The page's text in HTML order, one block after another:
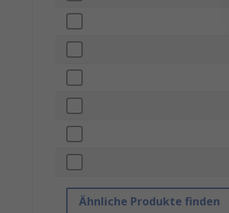
Ähnliche Produkte finden